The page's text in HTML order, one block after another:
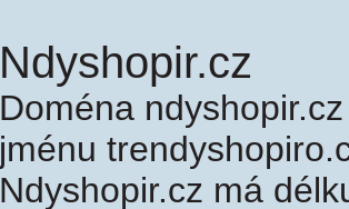
Ndyshopir.cz
Doména
jménu
Ndyshopir.cz má